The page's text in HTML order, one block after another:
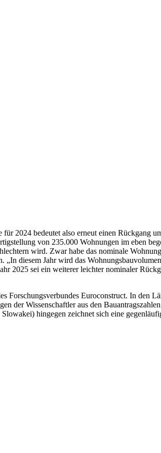
2024 bedeutet also erneut einen Rückgang
von 235.000 Wohnungen im eben
wird. Zwar habe das nominale
diesem Jahr wird das
2025 sei ein weiterer leichter nominaler
Forschungsverbundes Euroconstruct. In den
der Wissenschaftler aus den
hingegen zeichnet sich eine